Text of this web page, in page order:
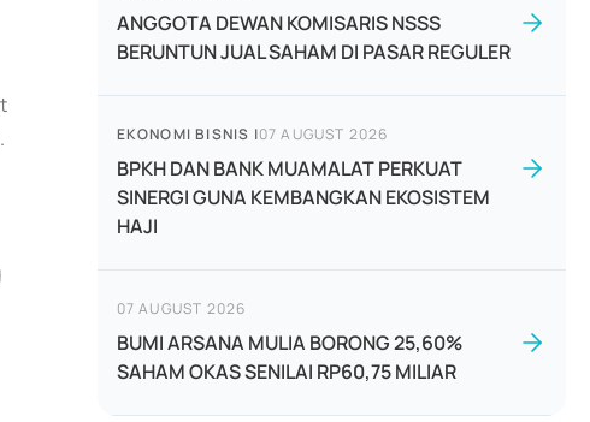
ANGGOTA DEWAN KOMISARIS NSSS
BERUNTUN JUAL SAHAM DI PASAR REGULER
EKONOMI BISNIS |07 AUGUST 2026
BPKH DAN BANK MUAMALAT PERKUAT
SINERGI GUNA KEMBANGKAN EKOSISTEM
HAJI
07 AUGUST 2026
BUMI ARSANA MULIA BORONG 25,60%
SAHAM OKAS SENILAI RP60,75 MILIAR